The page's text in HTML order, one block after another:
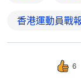
香港運動員戰
6